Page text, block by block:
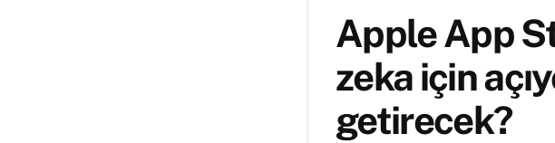
Apple App
zeka için
getirecek?